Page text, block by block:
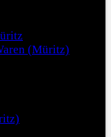
(Müritz)